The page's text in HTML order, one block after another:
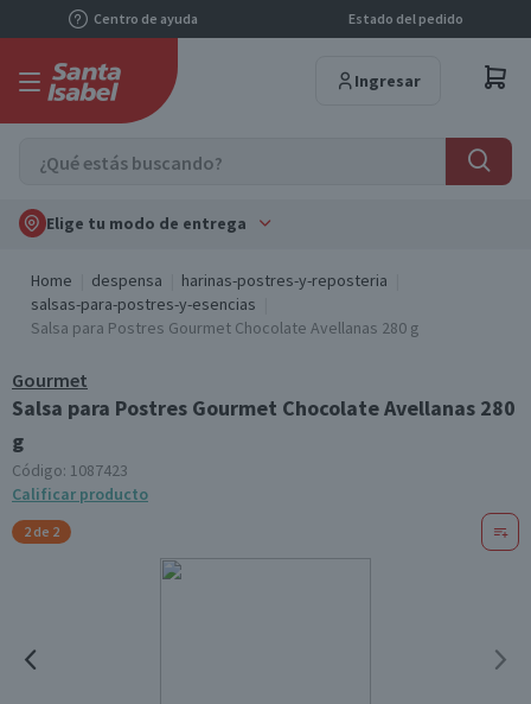
Centro de ayuda Estado del pedido
Ingresar
Elige tu modo de entrega
Home despensa
harinas-postres-y-reposteria
salsas-para-postres-y-esencias
Salsa para Postres Gourmet Chocolate Avellanas 280 g
Gourmet
Salsa para Postres Gourmet Chocolate Avellanas 280
g
Código: 1087423
Calificar producto
2 de 2